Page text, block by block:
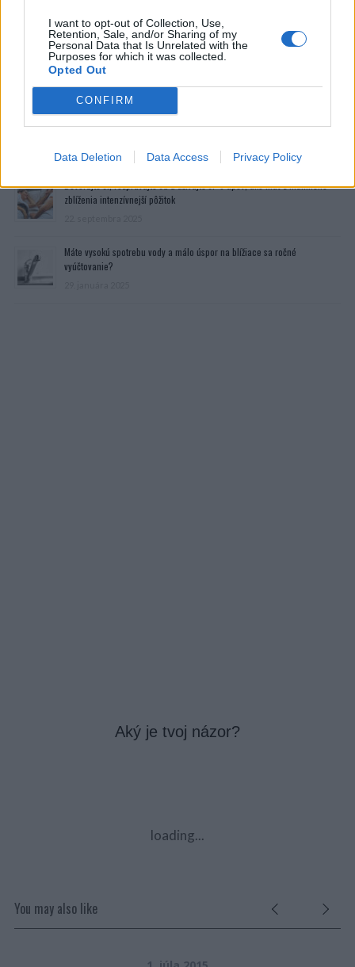
I want to opt-out of Collection, Use,
Retention, Sale, and/or Sharing of my
Personal Data that Is Unrelated with the
Purposes for which it was collected.
Opted Out
CONFIRM
Data Deletion Data Access Privacy Policy
Prečítajte si aj
Dôverujte si, rozprávajte sa a užívajte si: 6 tipov, ako mať z intímneho
zblíženia intenzívnejší pôžitok
Máte vysokú spotrebu vody a málo úspor na blížiace sa ročné
vyúčtovanie?
Aký je tvoj názor?
loading...
You may also like